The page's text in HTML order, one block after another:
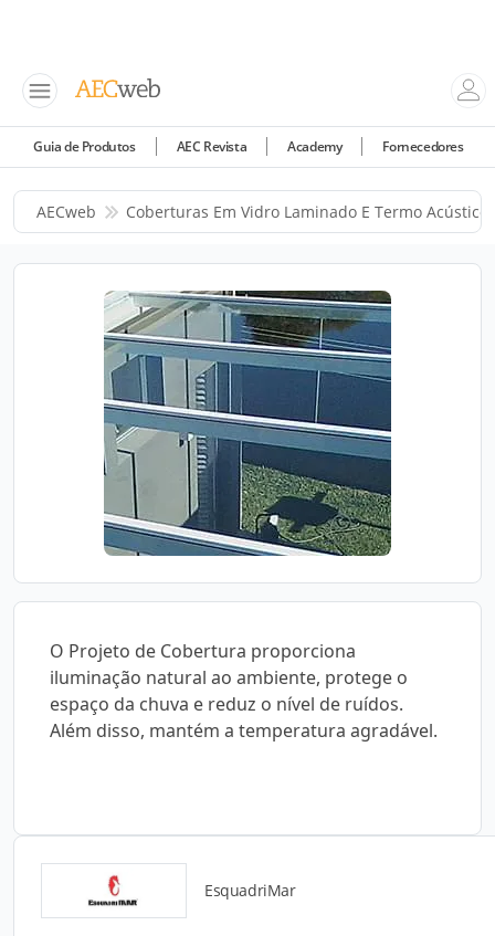
Guia de Produtos AEC Revista Academy Fornecedores
AECweb Coberturas Em Vidro Laminado E Termo Acústico
O Projeto de Cobertura proporciona
iluminação natural ao ambiente, protege o
espaço da chuva e reduz o nível de ruídos.
Além disso, mantém a temperatura agradável.
EsquadriMar
Detalhes do produto